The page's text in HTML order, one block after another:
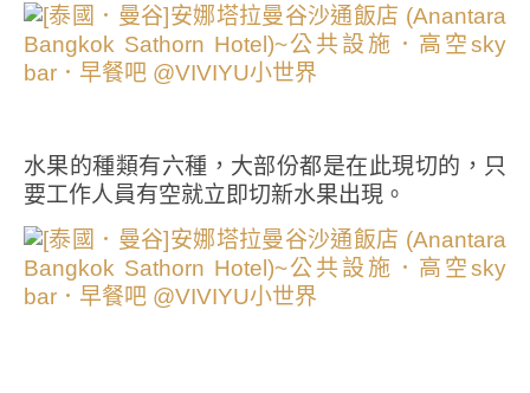
水果的種類有六種，大部份都是在此現切的，只
要工作人員有空就立即切新水果出現。